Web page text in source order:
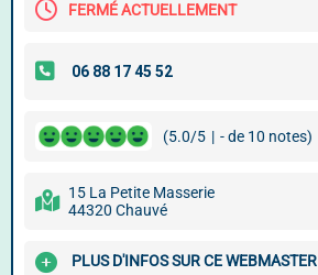
FERMÉ ACTUELLEMENT
(5.0/5 | - de 10 notes)
15 La Petite Masserie
44320 Chauvé
PLUS D'INFOS SUR CE WEBMASTER